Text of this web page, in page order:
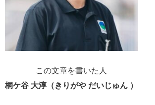
この文章を書いた人
桐ケ谷 大淳（きりがや だいじゅん ）